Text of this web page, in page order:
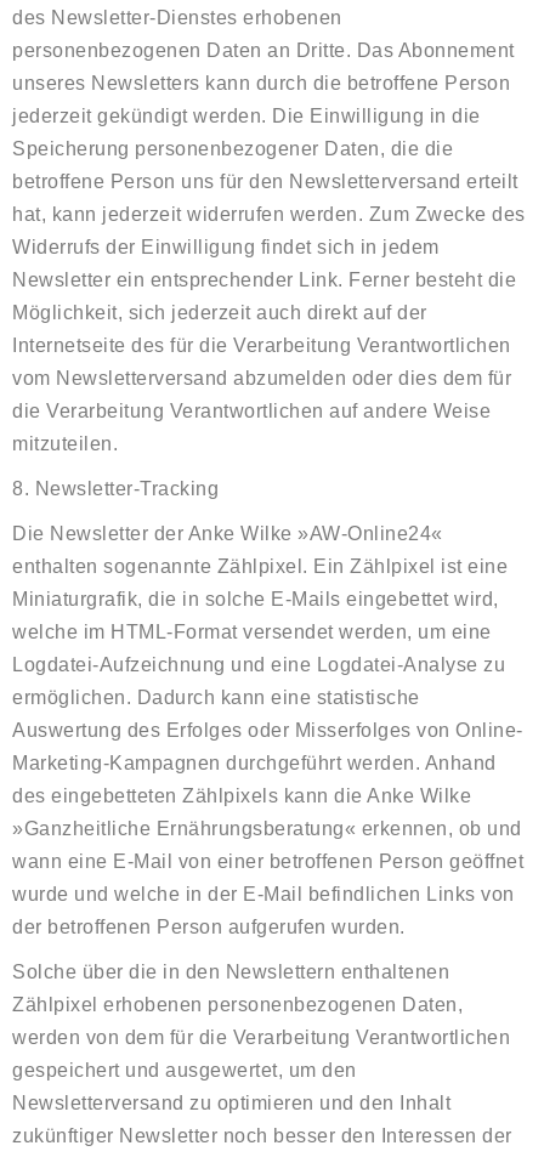
des Newsletter-Dienstes erhobenen
personenbezogenen Daten an Dritte. Das Abonnement
unseres Newsletters kann durch die betroffene Person
jederzeit gekündigt werden. Die Einwilligung in die
Speicherung personenbezogener Daten, die die
betroffene Person uns für den Newsletterversand erteilt
hat, kann jederzeit widerrufen werden. Zum Zwecke des
Widerrufs der Einwilligung findet sich in jedem
Newsletter ein entsprechender Link. Ferner besteht die
Möglichkeit, sich jederzeit auch direkt auf der
Internetseite des für die Verarbeitung Verantwortlichen
vom Newsletterversand abzumelden oder dies dem für
die Verarbeitung Verantwortlichen auf andere Weise
mitzuteilen.
8. Newsletter-Tracking
Die Newsletter der Anke Wilke »AW-Online24«
enthalten sogenannte Zählpixel. Ein Zählpixel ist eine
Miniaturgrafik, die in solche E-Mails eingebettet wird,
welche im HTML-Format versendet werden, um eine
Logdatei-Aufzeichnung und eine Logdatei-Analyse zu
ermöglichen. Dadurch kann eine statistische
Auswertung des Erfolges oder Misserfolges von Online-
Marketing-Kampagnen durchgeführt werden. Anhand
des eingebetteten Zählpixels kann die Anke Wilke
»Ganzheitliche Ernährungsberatung« erkennen, ob und
wann eine E-Mail von einer betroffenen Person geöffnet
wurde und welche in der E-Mail befindlichen Links von
der betroffenen Person aufgerufen wurden.
Solche über die in den Newslettern enthaltenen
Zählpixel erhobenen personenbezogenen Daten,
werden von dem für die Verarbeitung Verantwortlichen
gespeichert und ausgewertet, um den
Newsletterversand zu optimieren und den Inhalt
zukünftiger Newsletter noch besser den Interessen der